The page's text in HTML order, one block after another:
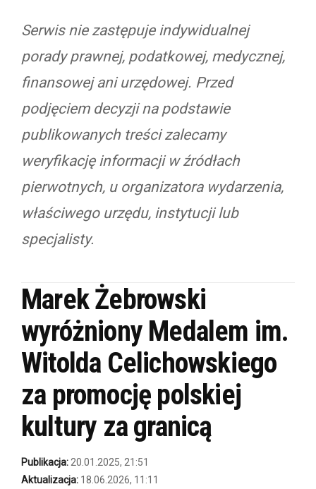
Serwis nie zastępuje indywidualnej
porady prawnej, podatkowej, medycznej,
finansowej ani urzędowej. Przed
podjęciem decyzji na podstawie
publikowanych treści zalecamy
weryfikację informacji w źródłach
pierwotnych, u organizatora wydarzenia,
właściwego urzędu, instytucji lub
specjalisty.
Marek Żebrowski
wyróżniony Medalem im.
Witolda Celichowskiego
za promocję polskiej
kultury za granicą
Publikacja: 20.01.2025, 21:51
Aktualizacja: 18.06.2026, 11:11